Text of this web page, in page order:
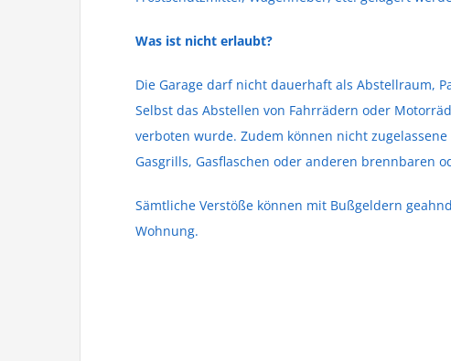
Was ist nicht erlaubt?
Die Garage darf nicht dauerhaft als Abstellraum,
Selbst das Abstellen von Fahrrädern oder
verboten wurde. Zudem können nicht
Gasgrills, Gasflaschen oder anderen brennbaren
Sämtliche Verstöße können mit Bußgeldern
Wohnung.